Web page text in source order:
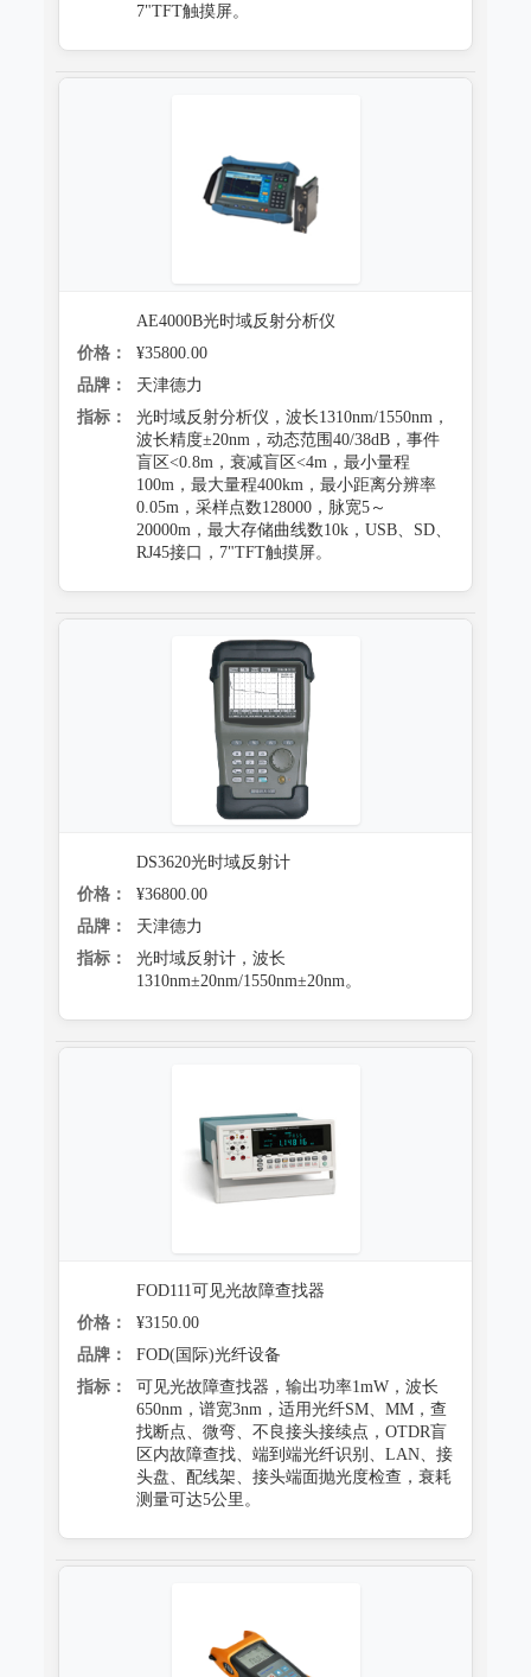
7"TFT触摸屏。
AE4000B光时域反射分析仪
价格：
¥35800.00
品牌：
天津德力
指标：
光时域反射分析仪，波长1310nm/1550nm，
波长精度±20nm，动态范围40/38dB，事件
盲区<0.8m，衰减盲区<4m，最小量程
100m，最大量程400km，最小距离分辨率
0.05m，采样点数128000，脉宽5～
20000m，最大存储曲线数10k，USB、SD、
RJ45接口，7"TFT触摸屏。
DS3620光时域反射计
价格：
¥36800.00
品牌：
天津德力
指标：
光时域反射计，波长
1310nm±20nm/1550nm±20nm。
FOD111可见光故障查找器
价格：
¥3150.00
品牌：
FOD(国际)光纤设备
指标：
可见光故障查找器，输出功率1mW，波长
650nm，谱宽3nm，适用光纤SM、MM，查
找断点、微弯、不良接头接续点，OTDR盲
区内故障查找、端到端光纤识别、LAN、接
头盘、配线架、接头端面抛光度检查，衰耗
测量可达5公里。